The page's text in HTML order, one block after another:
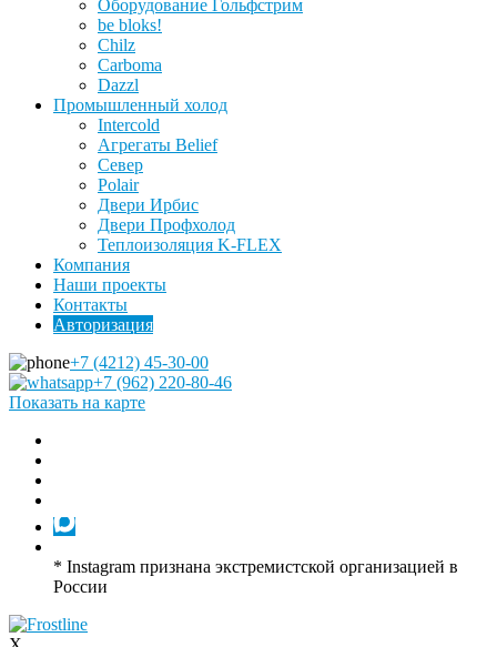
Оборудование Гольфстрим
be bloks!
Chilz
Carboma
Dazzl
Промышленный холод
Intercold
Агрегаты Belief
Север
Polair
Двери Ирбис
Двери Профхолод
Теплоизоляция K-FLEX
Компания
Наши проекты
Контакты
Авторизация
+7 (4212) 45-30-00
+7 (962) 220-80-46
Показать на карте
* Instagram признана экстремистской организацией в
России